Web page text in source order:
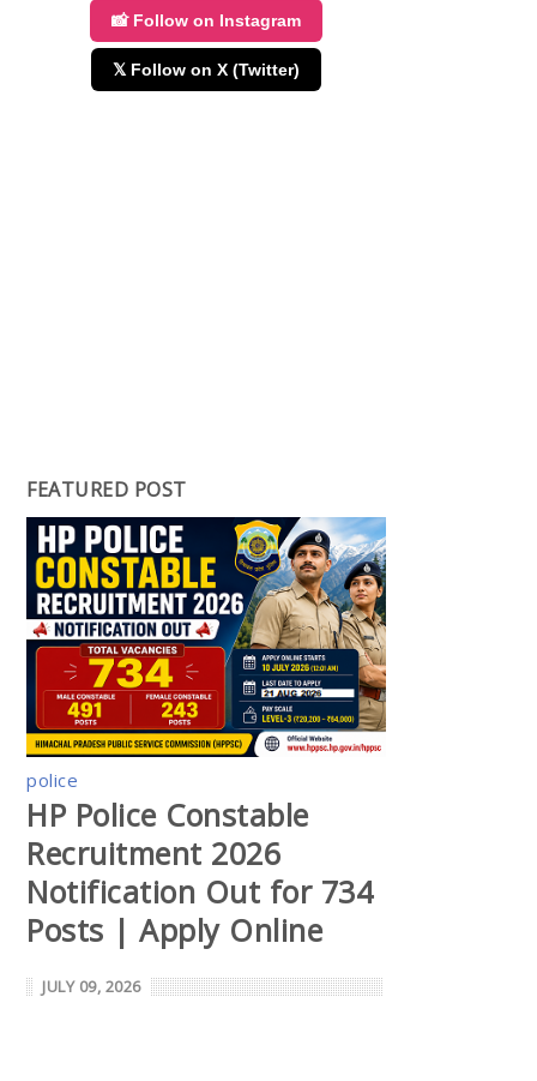
📸 Follow on Instagram
𝕏 Follow on X (Twitter)
FEATURED POST
police
HP Police Constable
Recruitment 2026
Notification Out for 734
Posts | Apply Online
JULY 09, 2026